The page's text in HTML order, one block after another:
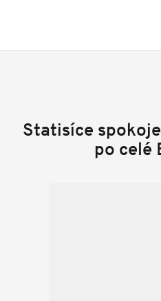
Statisíce
po celé